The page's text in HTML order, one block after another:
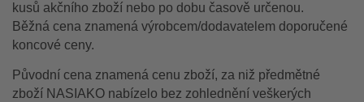
kusů akčního zboží nebo po dobu časově určenou.
Běžná cena znamená výrobcem/dodavatelem doporučené
koncové ceny.
Původní cena znamená cenu zboží, za niž předmětné
zboží NASIAKO nabízelo bez zohlednění veškerých